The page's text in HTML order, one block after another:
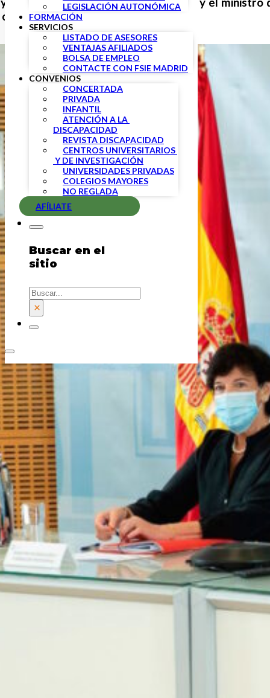
LEGISLACIÓN AUTONÓMICA
FORMACIÓN
SERVICIOS
LISTADO DE ASESORES
VENTAJAS AFILIADOS
BOLSA DE EMPLEO
CONTACTE CON FSIE MADRID
CONVENIOS
CONCERTADA
PRIVADA
INFANTIL
ATENCIÓN A LA
DISCAPACIDAD
REVISTA DISCAPACIDAD
CENTROS UNIVERSITARIOS
Y DE INVESTIGACIÓN
UNIVERSIDADES PRIVADAS
COLEGIOS MAYORES
NO REGLADA
AFÍLIATE
Buscar en el
sitio
Buscar
×
escolar.